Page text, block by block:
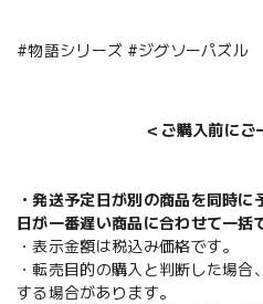
#物語シリーズ #ジグソーパズル
＜ご購入前にご
・発送予定日が別の商品を同時
日が一番遅い商品に合わせて一括
・表示金額は税込み価格です。
・転売目的の購入と判断した場
する場合があります。